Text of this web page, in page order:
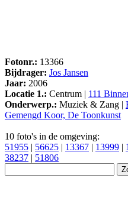
Fotonr.: 13366
Bijdrager: Jos Jansen
Jaar: 2006
Locatie 1.: Centrum | 111
Onderwerp.: Muziek & Zang |
Gemengd Koor, De Toonkunst
10 foto's in de omgeving:
51955 | 56625 | 13367 | 13999 |
38237 | 51806